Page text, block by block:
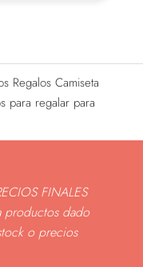
Regalos Camiseta
para regalar para
FINALES
productos dado
o precios